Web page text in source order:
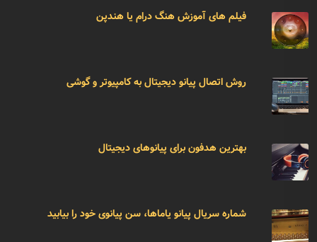
فیلم های آموزش هنگ درام یا هندپن
روش اتصال پیانو دیجیتال به کامپیوتر و گوشی
بهترین هدفون برای پیانوهای دیجیتال
شماره سریال پیانو یاماها، سن پیانوی خود را بیابید